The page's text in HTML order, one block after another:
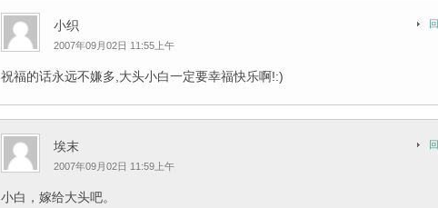
小织
2007年09月02日 11:55上午
祝福的话永远不嫌多,大头小白一定要幸福快乐啊!:)
埃末
2007年09月02日 11:59上午
小白，嫁给大头吧。